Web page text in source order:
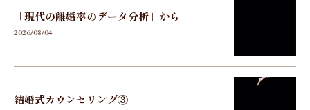
「現代の離婚率のデータ分析」から
2026/08/04
結婚式カウンセリング③